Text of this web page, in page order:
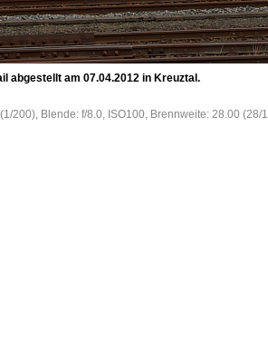
abgestellt am 07.04.2012 in Kreuztal.
200), Blende: f/8.0, ISO100, Brennweite: 28.00 (28/